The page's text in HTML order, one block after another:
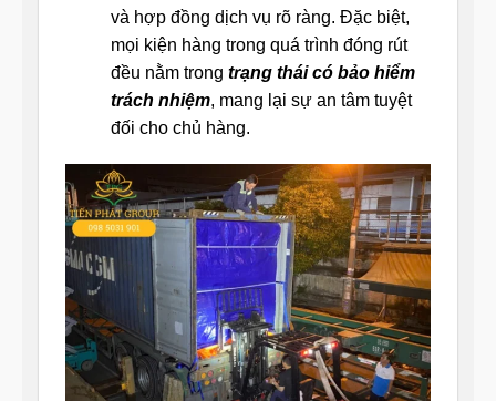
và hợp đồng dịch vụ rõ ràng. Đặc biệt,
mọi kiện hàng trong quá trình đóng rút
đều nằm trong trạng thái có bảo hiểm
trách nhiệm, mang lại sự an tâm tuyệt
đối cho chủ hàng.